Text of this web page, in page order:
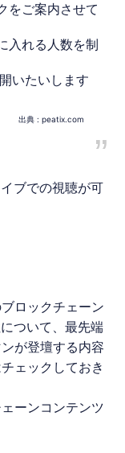
をご案内させて
入れる人数を制
いたいします
出典 : peatix.com
ブでの視聴が可
ロックチェーン
ついて、最先端
が登壇する内容
ェックしておき
ーンコンテンツ